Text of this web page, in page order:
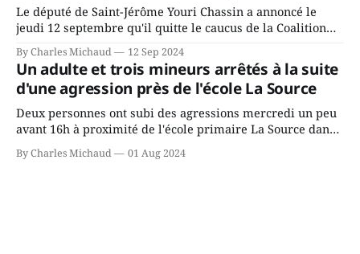
Le député de Saint-Jérôme Youri Chassin a annoncé le
jeudi 12 septembre qu'il quitte le caucus de la Coalition
Avenir Québec de François Legault parce qu'il est déçu du
gouvernement de la CAQ, surtout de son incapacité, qu'il
juge chronique, à offrir des
By Charles Michaud 12 Sep 2024
Un adulte et trois mineurs arrêtés à la suite
d'une agression près de l'école La Source
Deux personnes ont subi des agressions mercredi un peu
avant 16h à proximité de l'école primaire La Source dans
le secteur Bellefeuille de Saint-Jérôme. L'une de deux
victimes aurait été écrasée sous un véhicule et aspergée
By Charles Michaud 01 Aug 2024